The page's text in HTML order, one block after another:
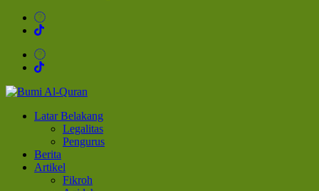
Bumi Al-Quran
Sinergi Untuk Kebahagiaan Dunia-Akhirat
Latar Belakang
Legalitas
Pengurus
Berita
Artikel
Fikroh